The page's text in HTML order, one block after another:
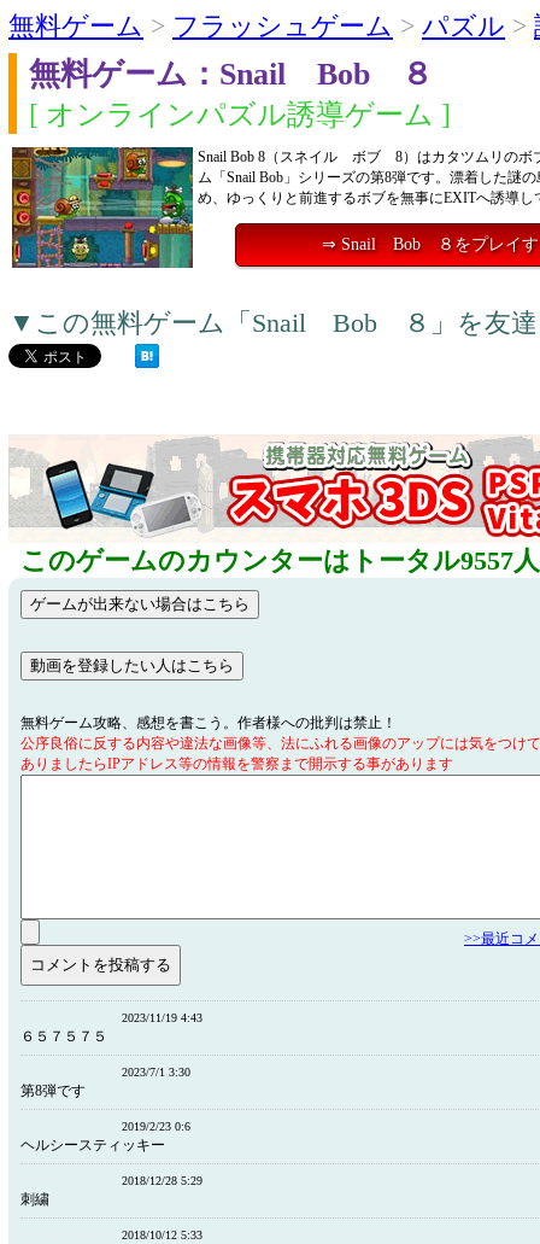
無料ゲーム > フラッシュゲーム > パズル >
無料ゲーム：Snail Bob ８
[ オンラインパズル誘導ゲーム ]
Snail Bob 8（スネイル ボブ 8）はカタツムリのボ
ム「Snail Bob」シリーズの第8弾です。漂着した謎
め、ゆっくりと前進するボブを無事にEXITへ誘導し
⇒ Snail Bob ８をプレイす
▼この無料ゲーム「Snail Bob ８」を友達
このゲームのカウンターはトータル9557
無料ゲーム攻略、感想を書こう。作者様への批判は禁止！
公序良俗に反する内容や違法な画像等、法にふれる画像のアップには気をつけ
ありましたらIPアドレス等の情報を警察まで開示する事があります
>>最近コ
2023/11/19 4:43
６５７５７５
2023/7/1 3:30
第8弾です
2019/2/23 0:6
ヘルシースティッキー
2018/12/28 5:29
刺繍
2018/10/12 5:33